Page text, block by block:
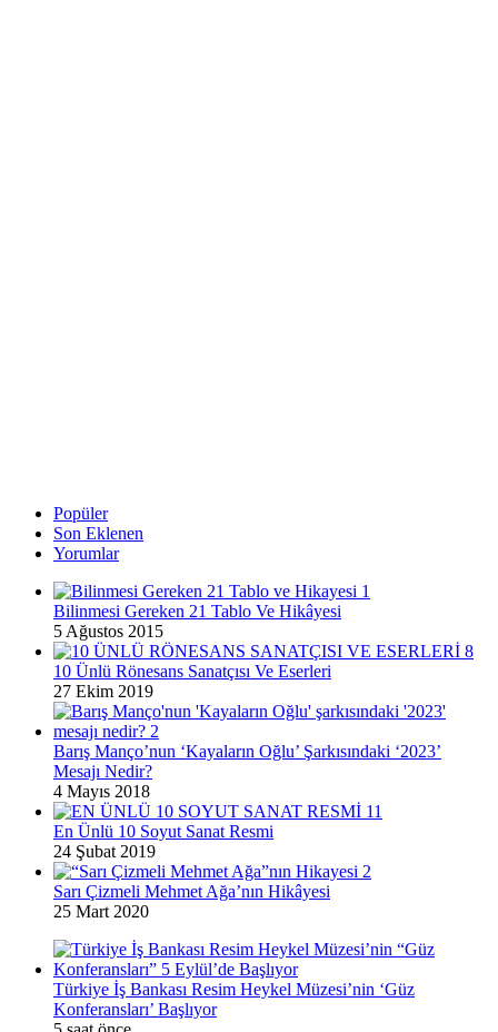
Popüler
Son Eklenen
Yorumlar
Bilinmesi Gereken 21 Tablo Ve Hikâyesi
5 Ağustos 2015
10 Ünlü Rönesans Sanatçısı Ve Eserleri
27 Ekim 2019
Barış Manço’nun ‘Kayaların Oğlu’ Şarkısındaki ‘2023’
Mesajı Nedir?
4 Mayıs 2018
En Ünlü 10 Soyut Sanat Resmi
24 Şubat 2019
Sarı Çizmeli Mehmet Ağa’nın Hikâyesi
25 Mart 2020
Türkiye İş Bankası Resim Heykel Müzesi’nin ‘Güz
Konferansları’ Başlıyor